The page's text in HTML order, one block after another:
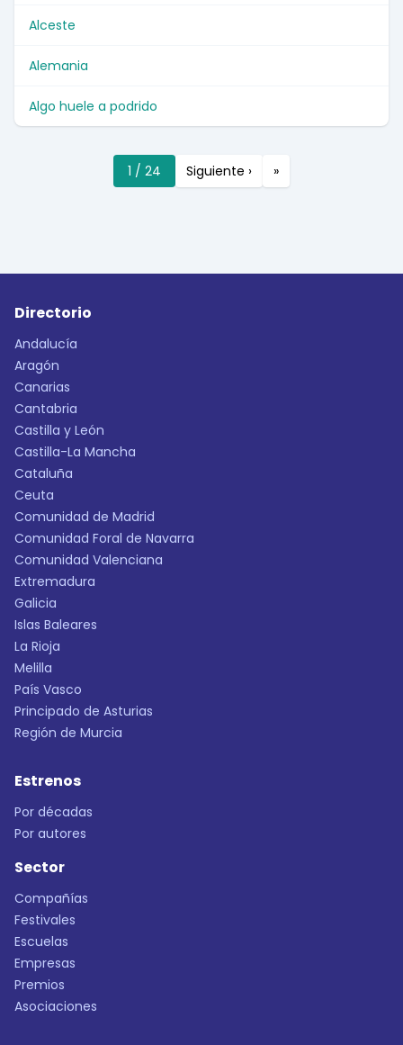
Alceste
Alemania
Algo huele a podrido
1 / 24 Siguiente › »
Directorio
Andalucía
Aragón
Canarias
Cantabria
Castilla y León
Castilla-La Mancha
Cataluña
Ceuta
Comunidad de Madrid
Comunidad Foral de Navarra
Comunidad Valenciana
Extremadura
Galicia
Islas Baleares
La Rioja
Melilla
País Vasco
Principado de Asturias
Región de Murcia
Estrenos
Por décadas
Por autores
Sector
Compañías
Festivales
Escuelas
Empresas
Premios
Asociaciones